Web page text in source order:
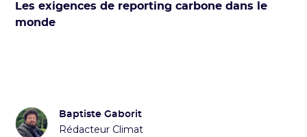
Les exigences de reporting carbone dans le
monde
Baptiste Gaborit
Rédacteur Climat